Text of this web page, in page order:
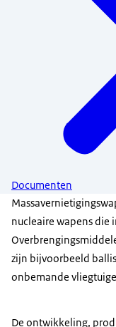
Documenten
nucleaire wapens die
zijn bijvoorbeeld
onbemande
De ontwikkeling,